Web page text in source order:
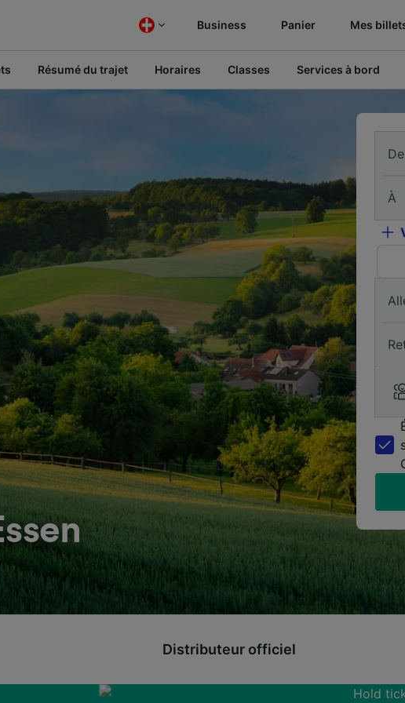
Business Panier Mes
Résumé du trajet Horaires Classes Services à bord
De
À
Distributeur officiel